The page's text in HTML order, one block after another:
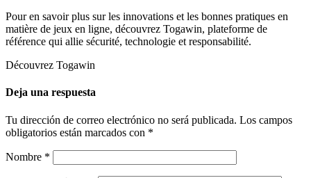
Pour en savoir plus sur les innovations et les bonnes pratiques en
matière de jeux en ligne, découvrez Togawin, plateforme de
référence qui allie sécurité, technologie et responsabilité.
Découvrez Togawin
Deja una respuesta
Tu dirección de correo electrónico no será publicada. Los campos
obligatorios están marcados con *
Nombre *